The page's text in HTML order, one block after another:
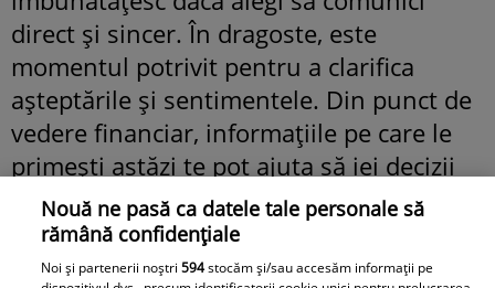
direct și sincer. În dragoste, este
momentul potrivit pentru a clarifica
așteptările și sentimentele. Din punct de
vedere financiar, informațiile pe care le
primești astăzi te pot ajuta să iei decizii
mai inspirate. Spre finalul zilei, vei avea o
imagine mai clară asupra obiectivelor
tale. Energia astrală favorizează
Nouă ne pasă ca datele tale personale să
rămână confidențiale
Noi și partenerii noștri594stocăm și/sau accesăm informații pe